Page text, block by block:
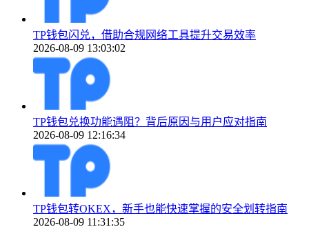
TP钱包闪兑，借助合规网络工具提升交易效率
2026-08-09 13:03:02
TP钱包兑换功能遇阻？背后原因与用户应对指南
2026-08-09 12:16:34
TP钱包转OKEX，新手也能快速掌握的安全划转指南
2026-08-09 11:31:35